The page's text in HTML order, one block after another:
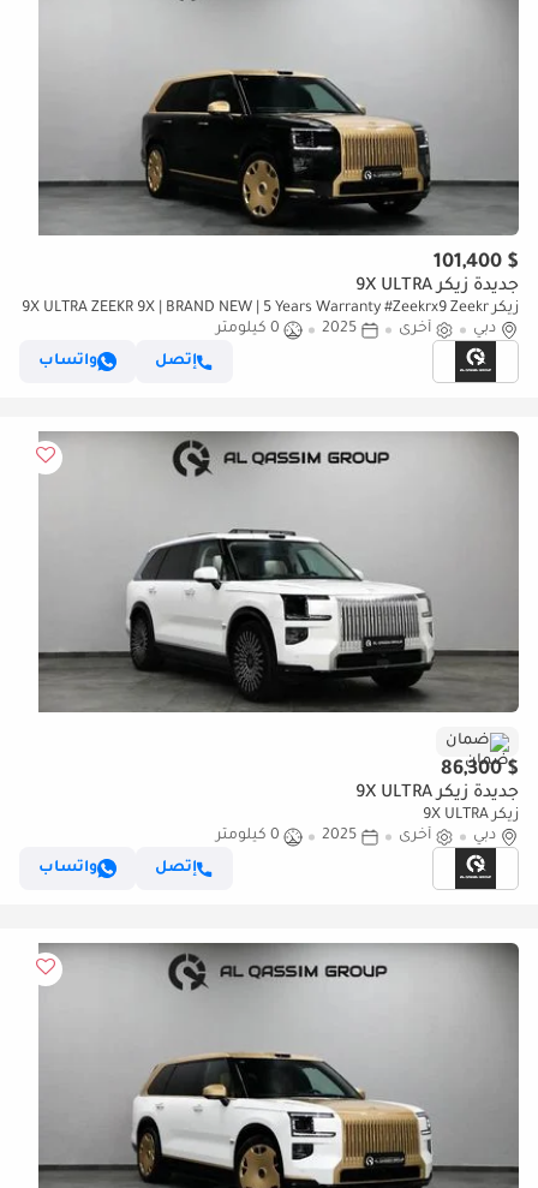
$ 101,400
جديدة زيكر 9X ULTRA
زيكر 9X ULTRA ZEEKR 9X | BRAND NEW | 5 Years Warranty #Zeekrx9 Zeekr
9X Model : 2025 Odometer : 0 Warranty : 3rd
دبي أخرى 2025
0 كيلومتر
إتصل
واتساب
ضمان
$ 86,300
جديدة زيكر 9X ULTRA
زيكر 9X ULTRA
دبي
أخرى 2025
0 كيلومتر
إتصل
واتساب